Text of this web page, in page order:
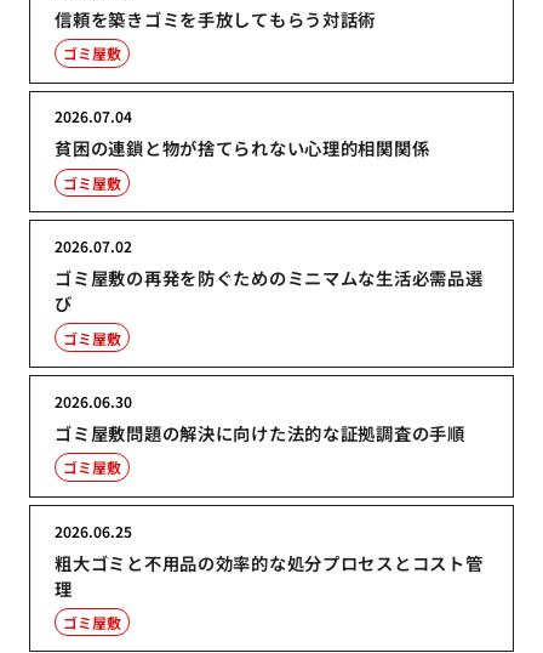
信頼を築きゴミを手放してもらう対話術
ゴミ屋敷
貧困の連鎖と物が捨てられない心理的相関関係
2026.07.04
ゴミ屋敷
ゴミ屋敷の再発を防ぐためのミニマムな生活必需品選
び
2026.07.02
ゴミ屋敷
ゴミ屋敷問題の解決に向けた法的な証拠調査の手順
2026.06.30
ゴミ屋敷
粗大ゴミと不用品の効率的な処分プロセスとコスト管
理
2026.06.25
ゴミ屋敷